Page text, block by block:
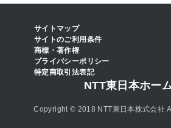
サイトマップ
サイトのご利用条件
商標・著作権
プライバシーポリシー
特定商取引法表記
NTT東日本ホー
Copyright © 2018 NTT東日本株式会社